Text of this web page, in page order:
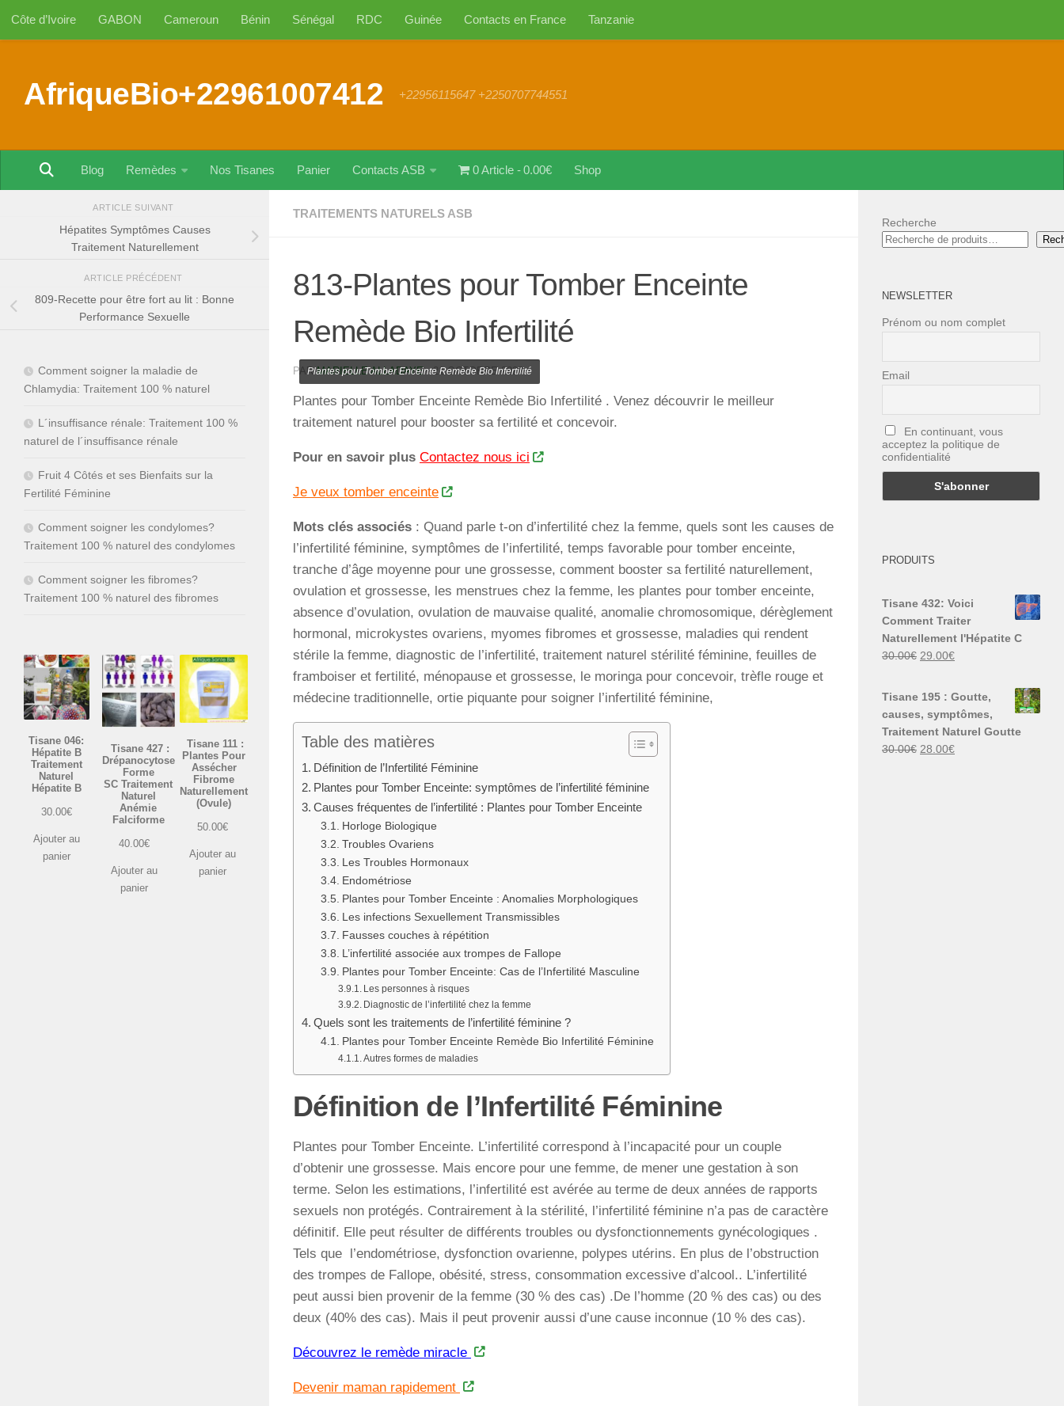
Au dessous du contenu
Côte d’Ivoire GABON Cameroun Bénin Sénégal RDC Guinée Contacts en France Tanzanie
AfriqueBio+22961007412 +22956115647 +2250707744551
Blog Remèdes Nos Tisanes Panier Contacts ASB 0 Article 0.00€ Shop
TRAITEMENTS NATURELS ASB
813-Plantes pour Tomber Enceinte
Remède Bio Infertilité
PARMARIELLE ALLADAYE ·21 OCTOBRE 2022
Plantes pour Tomber Enceinte Remède Bio Infertilité
Plantes pour Tomber Enceinte Remède Bio Infertilité . Venez découvrir le meilleur
traitement naturel pour booster sa fertilité et concevoir.
Pour en savoir plus Contactez nous ici
Je veux tomber enceinte
Mots clés associés : Quand parle t-on d’infertilité chez la femme, quels sont les causes de
l’infertilité féminine, symptômes de l’infertilité, temps favorable pour tomber enceinte,
tranche d’âge moyenne pour une grossesse, comment booster sa fertilité naturellement,
ovulation et grossesse, les menstrues chez la femme, les plantes pour tomber enceinte,
absence d’ovulation, ovulation de mauvaise qualité, anomalie chromosomique, dérèglement
hormonal, microkystes ovariens, myomes fibromes et grossesse, maladies qui rendent
stérile la femme, diagnostic de l’infertilité, traitement naturel stérilité féminine, feuilles de
framboiser et fertilité, ménopause et grossesse, le moringa pour concevoir, trèfle rouge et
médecine traditionnelle, ortie piquante pour soigner l’infertilité féminine,
Table des matières
Définition de l’Infertilité Féminine
Plantes pour Tomber Enceinte: symptômes de l’infertilité féminine
Causes fréquentes de l’infertilité : Plantes pour Tomber Enceinte
Horloge Biologique
Troubles Ovariens
Les Troubles Hormonaux
Endométriose
Plantes pour Tomber Enceinte : Anomalies Morphologiques
Les infections Sexuellement Transmissibles
Fausses couches à répétition
L’infertilité associée aux trompes de Fallope
Plantes pour Tomber Enceinte: Cas de l’Infertilité Masculine
Les personnes à risques
Diagnostic de l’infertilité chez la femme
Quels sont les traitements de l’infertilité féminine ?
Plantes pour Tomber Enceinte Remède Bio Infertilité Féminine
Autres formes de maladies
Définition de l’Infertilité Féminine
Plantes pour Tomber Enceinte. L’infertilité correspond à l’incapacité pour un couple
d’obtenir une grossesse. Mais encore pour une femme, de mener une gestation à son
terme. Selon les estimations, l’infertilité est avérée au terme de deux années de rapports
sexuels non protégés. Contrairement à la stérilité, l’infertilité féminine n’a pas de caractère
définitif. Elle peut résulter de différents troubles ou dysfonctionnements gynécologiques .
Tels que l’endométriose, dysfonction ovarienne, polypes utérins. En plus de l’obstruction
des trompes de Fallope, obésité, stress, consommation excessive d’alcool.. L’infertilité
peut aussi bien provenir de la femme (30 % des cas) .De l’homme (20 % des cas) ou des
deux (40% des cas). Mais il peut provenir aussi d’une cause inconnue (10 % des cas).
Découvrez le remède miracle
Devenir maman rapidement
ARTICLE SUIVANT
Hépatites Symptômes Causes
Traitement Naturellement
ARTICLE PRÉCÉDENT
809-Recette pour être fort au lit : Bonne
Performance Sexuelle
Comment soigner la maladie de
Chlamydia: Traitement 100 % naturel
L´insuffisance rénale: Traitement 100 %
naturel de l´insuffisance rénale
Fruit 4 Côtés et ses Bienfaits sur la
Fertilité Féminine
Comment soigner les condylomes?
Traitement 100 % naturel des condylomes
Comment soigner les fibromes?
Traitement 100 % naturel des fibromes
Tisane 046:
Hépatite B
Traitement
Naturel
Hépatite B
30.00€
Ajouter au
panier
Tisane 427 :
Drépanocytose
Forme
SC Traitement
Naturel
Anémie
Falciforme
40.00€
Ajouter au
panier
Tisane 111 :
Plantes Pour
Assécher
Fibrome
Naturellement
(Ovule)
50.00€
Ajouter au
panier
Recherche
NEWSLETTER
Prénom ou nom complet
Email
En continuant, vous
acceptez la politique de
confidentialité
PRODUITS
Tisane 432: Voici
Comment Traiter
Naturellement l'Hépatite C
30.00€ Le
30.00€.
29.00€Le
est :
Tisane 195 : Goutte,
causes, symptômes,
Traitement Naturel Goutte
30.00€ Le
28.00€Le